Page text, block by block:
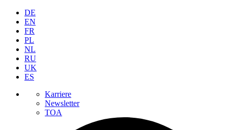
DE
EN
FR
PL
NL
RU
UK
ES
Karriere
Newsletter
TOA